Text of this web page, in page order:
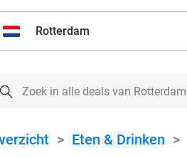
Rotterdam
> Eten & Drinken >